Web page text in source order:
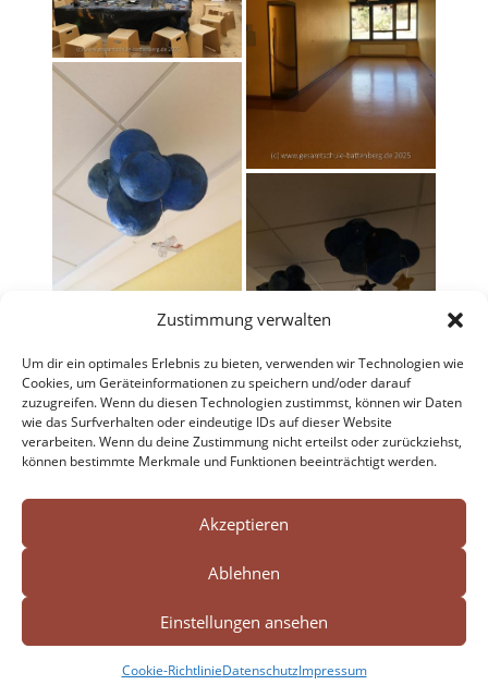
Zustimmung verwalten
Um dir ein optimales Erlebnis zu bieten, verwenden wir Technologien wie
Cookies, um Geräteinformationen zu speichern und/oder darauf
zuzugreifen. Wenn du diesen Technologien zustimmst, können wir Daten
wie das Surfverhalten oder eindeutige IDs auf dieser Website
verarbeiten. Wenn du deine Zustimmung nicht erteilst oder zurückziehst,
können bestimmte Merkmale und Funktionen beeinträchtigt werden.
Akzeptieren
Ablehnen
Einstellungen ansehen
Cookie-RichtlinieDatenschutzImpressum
Search Search Button

Cookie-Richtlinie (EU)
Barrierefreiheit